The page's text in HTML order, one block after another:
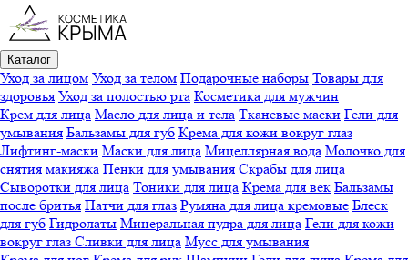
Каталог
Уход за лицом Уход за телом Подарочные наборы Товары для
здоровья Уход за полостью рта Косметика для мужчин
Крем для лица Масло для лица и тела Тканевые маски Гели для
умывания Бальзамы для губ Крема для кожи вокруг глаз
Лифтинг-маски Маски для лица Мицеллярная вода Молочко для
снятия макияжа Пенки для умывания Скрабы для лица
Сыворотки для лица Тоники для лица Крема для век Бальзамы
после бритья Патчи для глаз Румяна для лица кремовые Блеск
для губ Гидролаты Минеральная пудра для лица Гели для кожи
вокруг глаз Сливки для лица Мусс для умывания